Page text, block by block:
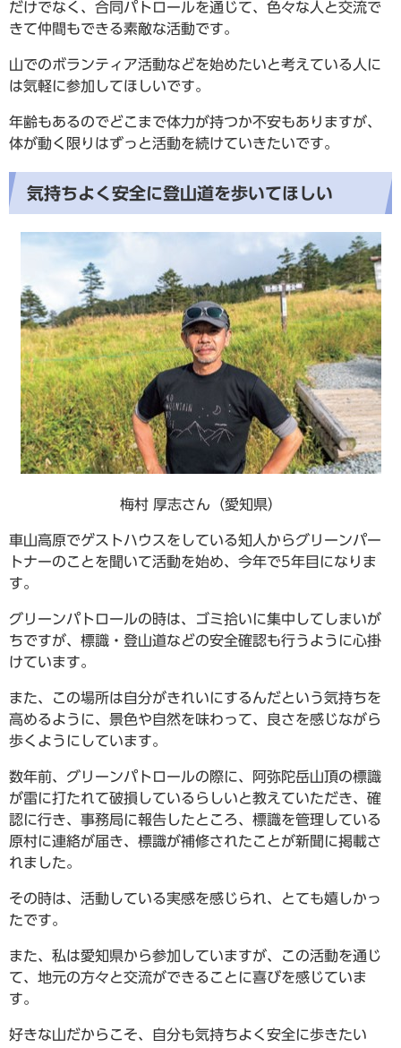
だけでなく、合同パトロールを通じて、色々な人と交流で
きて仲間もできる素敵な活動です。
山でのボランティア活動などを始めたいと考えている人に
は気軽に参加してほしいです。
年齢もあるのでどこまで体力が持つか不安もありますが、
体が動く限りはずっと活動を続けていきたいです。
気持ちよく安全に登山道を歩いてほしい
梅村 厚志さん（愛知県）
車山高原でゲストハウスをしている知人からグリーンパー
トナーのことを聞いて活動を始め、今年で5年目になりま
す。
グリーンパトロールの時は、ゴミ拾いに集中してしまいが
ちですが、標識・登山道などの安全確認も行うように心掛
けています。
また、この場所は自分がきれいにするんだという気持ちを
高めるように、景色や自然を味わって、良さを感じながら
歩くようにしています。
数年前、グリーンパトロールの際に、阿弥陀岳山頂の標識
が雷に打たれて破損しているらしいと教えていただき、確
認に行き、事務局に報告したところ、標識を管理している
原村に連絡が届き、標識が補修されたことが新聞に掲載さ
れました。
その時は、活動している実感を感じられ、とても嬉しかっ
たです。
また、私は愛知県から参加していますが、この活動を通じ
て、地元の方々と交流ができることに喜びを感じていま
す。
好きな山だからこそ、自分も気持ちよく安全に歩きたい